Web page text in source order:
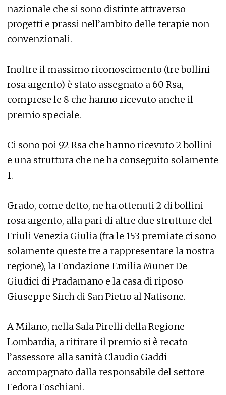
nazionale che si sono distinte attraverso
progetti e prassi nell’ambito delle terapie non
convenzionali.
Inoltre il massimo riconoscimento (tre bollini
rosa argento) è stato assegnato a 60 Rsa,
comprese le 8 che hanno ricevuto anche il
premio speciale.
Ci sono poi 92 Rsa che hanno ricevuto 2 bollini
e una struttura che ne ha conseguito solamente
1.
Grado, come detto, ne ha ottenuti 2 di bollini
rosa argento, alla pari di altre due strutture del
Friuli Venezia Giulia (fra le 153 premiate ci sono
solamente queste tre a rappresentare la nostra
regione), la Fondazione Emilia Muner De
Giudici di Pradamano e la casa di riposo
Giuseppe Sirch di San Pietro al Natisone.
A Milano, nella Sala Pirelli della Regione
Lombardia, a ritirare il premio si è recato
l’assessore alla sanità Claudio Gaddi
accompagnato dalla responsabile del settore
Fedora Foschiani.